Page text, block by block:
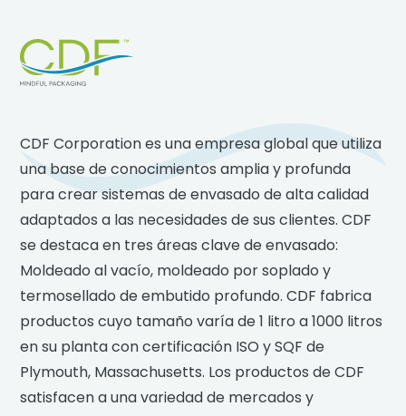
Footer
CDF Corporation es una empresa global que utiliza
una base de conocimientos amplia y profunda
para crear sistemas de envasado de alta calidad
adaptados a las necesidades de sus clientes. CDF
se destaca en tres áreas clave de envasado:
Moldeado al vacío, moldeado por soplado y
termosellado de embutido profundo. CDF fabrica
productos cuyo tamaño varía de 1 litro a 1000 litros
en su planta con certificación ISO y SQF de
Plymouth, Massachusetts. Los productos de CDF
satisfacen a una variedad de mercados y